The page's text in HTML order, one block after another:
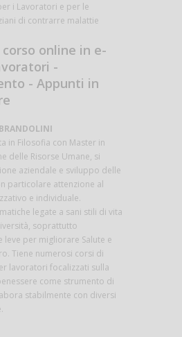
i Lavoratori e per le
di contrarre malattie
online in e-
-
- Appunti in
in Filosofia con Master in
delle Risorse Umane, si
aziendale e sviluppo delle
particolare attenzione al
e individuale.
legate a sani stili di vita
soprattutto
leve per migliorare Salute e
Tiene numerosi corsi di
lavoratori focalizzati sulla
come strumento di
stabilmente con diversi